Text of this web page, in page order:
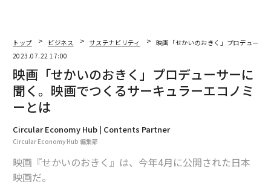
このサービスが実現できたのは、昨年3月、DHLがSAF生
産の世界最大手企業であるフィンランドのネステとイギ
リスのBPと、5年間で8億リットルを超えるSAFの調達契
約を結んだためだ。ちなみにSAFとは、廃油などの廃棄
物から作られる航空燃料の総称で、製造を含めたライフ
サイクル全体で、従来の航空燃料と比較して約80パーセ
ントもの二酸化炭素削減量が見込まれるというもの。現
在、世界各地で開発が進められているが、現状では大量
生産が可能なネステとBPの製品の取り合いとなってい
る。
トップ ビジネス サステナビリティ
映画「せかいのおきく」プロデューサ
2023.07.22 17:00
映画「せかいのおきく」プロデューサーに
聞く。映画でつくるサーキュラーエコノミ
ーとは
Circular Economy Hub | Contents Partner
Circular Economy Hub 編集部
映画『せかいのおきく』は、今年4月に公開された日本
映画だ。